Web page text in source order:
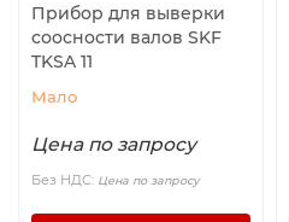
Прибор для выверки
соосности валов SKF
TKSA 11
Мало
Цена по запросу
Без НДС: Цена по запросу